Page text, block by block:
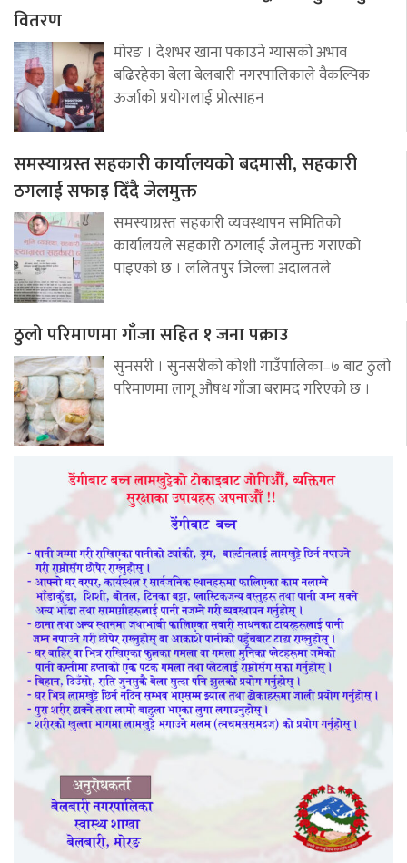
वितरण
मोरङ । देशभर खाना पकाउने ग्यासको अभाव
बढिरहेका बेला बेलबारी नगरपालिकाले वैकल्पिक
ऊर्जाको प्रयोगलाई प्रोत्साहन
समस्याग्रस्त सहकारी कार्यालयको बदमासी, सहकारी
ठगलाई सफाइ दिँदै जेलमुक्त
समस्याग्रस्त सहकारी व्यवस्थापन समितिको
कार्यालयले सहकारी ठगलाई जेलमुक्त गराएको
पाइएको छ । ललितपुर जिल्ला अदालतले
ठुलो परिमाणमा गाँजा सहित १ जना पक्राउ
सुनसरी । सुनसरीको कोशी गाउँपालिका–७ बाट ठुलो
परिमाणमा लागू औषध गाँजा बरामद गरिएको छ ।